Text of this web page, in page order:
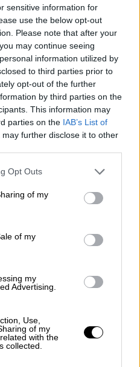
sensitive information for
use the below opt-out
Please note that after your
may continue seeing
information utilized by
to third parties prior to
opt-out of the further
by third parties on the
This information may
parties on the IAB’s List of
may further disclose it to other
uses one or more Google
behaviour. You may click to
and its third-party tags to
purposes in below Google
Opt Outs
of my
of my
my
Advertising.
Use,
of my
with the
collected.
γυναίκας έπειτα
στο σπίτι όπου
«Λενταριανά»
ειδήσεις τώρα